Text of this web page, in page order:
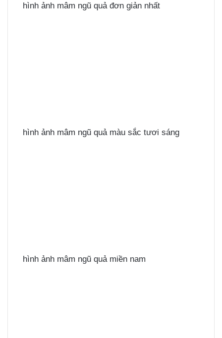
hình ảnh mâm ngũ quả đơn giản nhất
hình ảnh mâm ngũ quả màu sắc tươi sáng
hình ảnh mâm ngũ quả miền nam